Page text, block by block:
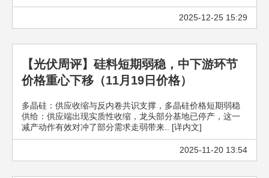
2025-12-25 15:29
【光伏周评】硅料短期弱稳，中下游环节
价格重心下移（11月19日价格）
多晶硅：供应收缩与反内卷共识支撑，多晶硅价格短期弱稳
供给：供应端出现实质性收缩，龙头部分基地已停产，这一
减产动作有效对冲了部分需求走弱带来.. [详内文]
2025-11-20 13:54